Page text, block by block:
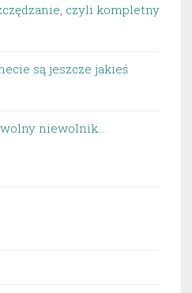
czyli kompletny
są jeszcze jakieś
niewolnik…